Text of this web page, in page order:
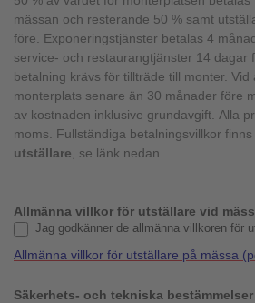
mässan och resterande 50 % samt
före. Exponeringstjänster betalas 4
service- och restaurangtjänster 14 dagar
betalning krävs för tillträde till monter. Vid
monterplats senare än 30 månader före
av kostnaden inklusive grundavgift. Alla
moms. Fullständiga betalningsvillkor finns
utställare , se länk nedan.
Allmänna villkor för utställare vid
Jag godkänner de allmänna villkoren för
Allmänna villkor för utställare på mässa
Säkerhets- och tekniska bestämmelser